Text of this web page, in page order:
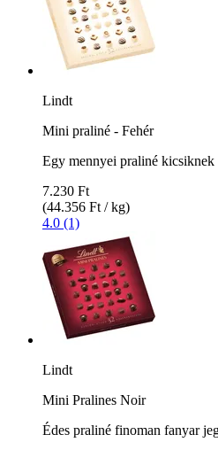
Lindt
Mini praliné - Fehér
Egy mennyei praliné kicsiknek
7.230 Ft
(44.356 Ft / kg)
4.0 (1)
Lindt
Mini Pralines Noir
Édes praliné finoman fanyar